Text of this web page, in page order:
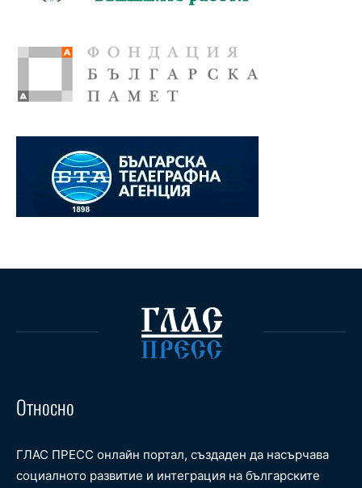
Относно
ГЛАС ПРЕСС онлайн портал, създаден да насърчава
социалното развитие и интеграция на българските